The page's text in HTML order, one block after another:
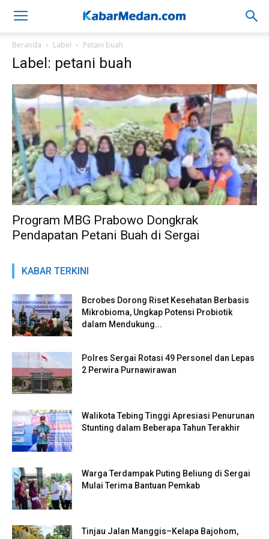
Beranda Label Petani buah
Label: petani buah
Program MBG Prabowo Dongkrak
Pendapatan Petani Buah di Sergai
KABAR TERKINI
Bcrobes Dorong Riset Kesehatan Berbasis
Mikrobioma, Ungkap Potensi Probiotik
dalam Mendukung...
Polres Sergai Rotasi 49 Personel dan Lepas
2 Perwira Purnawirawan
Walikota Tebing Tinggi Apresiasi Penurunan
Stunting dalam Beberapa Tahun Terakhir
Warga Terdampak Puting Beliung di Sergai
Mulai Terima Bantuan Pemkab
Tinjau Jalan Manggis–Kelapa Bajohom,